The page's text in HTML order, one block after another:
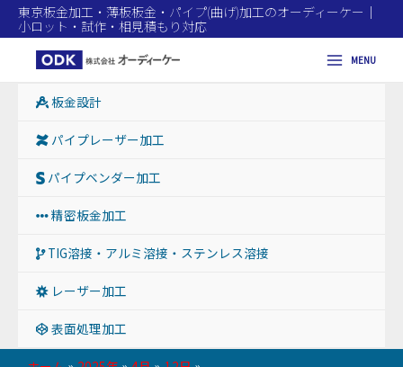
東京板金加工・薄板板金・パイプ(曲げ)加工のオーディーケー｜
小ロット・試作・相見積もり対応
MENU
板金設計
パイプレーザー加工
パイプベンダー加工
精密板金加工
TIG溶接・アルミ溶接・ステンレス溶接
レーザー加工
表面処理加工